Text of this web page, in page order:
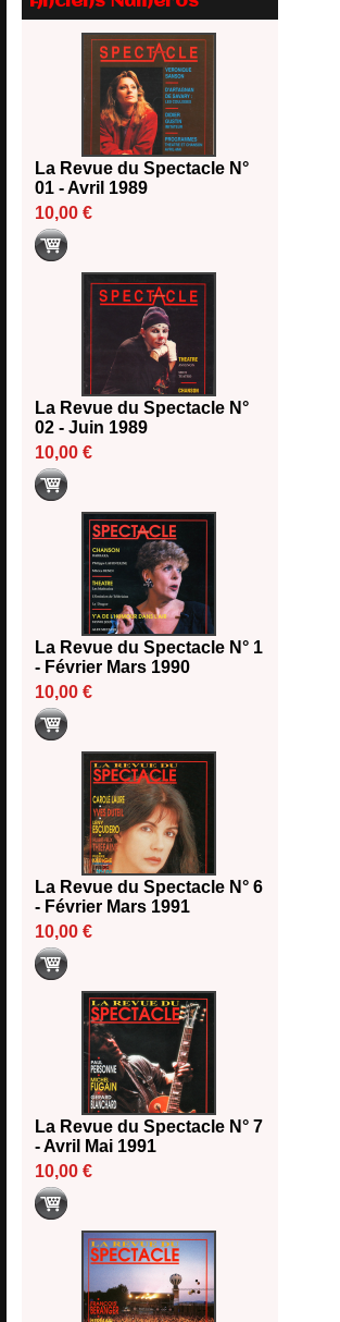
2026
Les 10 lauréats du Fonds
Grandes Formes Théâtre 2026
Nomination de Nathalie
Garraud et Olivier Saccomano à
la direction du Théâtre de
Gennevilliers - CDN
13/06/2026
Dispositif SACD Auteurs
d'espaces : les lauréats 2026
La Revue du Spectacle N°
01 - Avril 1989
10,00 €
La Revue du Spectacle N°
02 - Juin 1989
10,00 €
La Revue du Spectacle N° 1
- Février Mars 1990
10,00 €
La Revue du Spectacle N° 6
- Février Mars 1991
10,00 €
La Revue du Spectacle N° 7
- Avril Mai 1991
10,00 €